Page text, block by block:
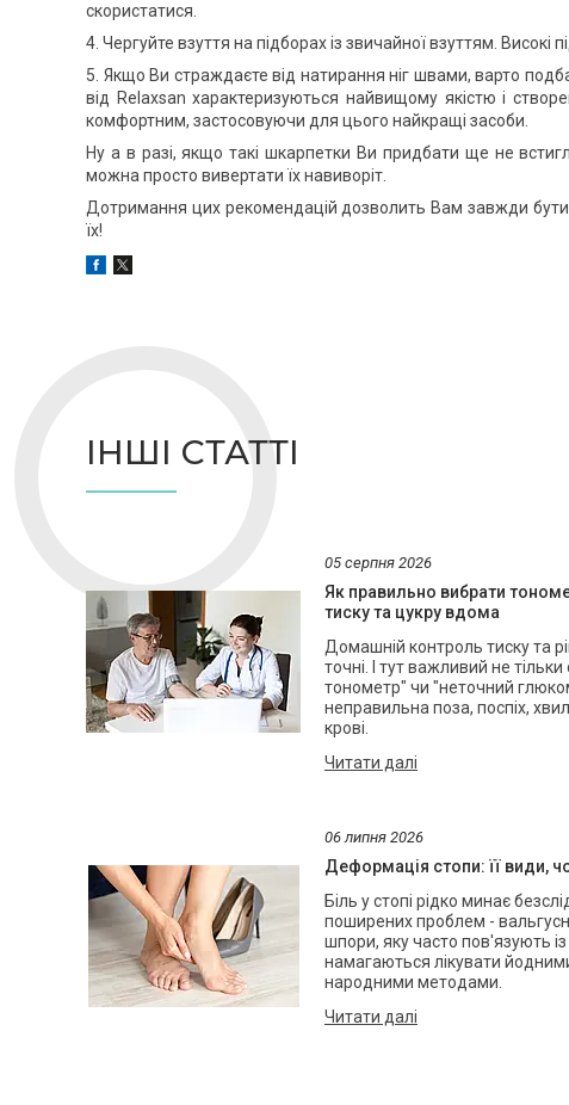
скористатися.
4. Чергуйте взуття на підборах із звичайної взуттям.
5. Якщо Ви страждаєте від натирання ніг швами, варто
від Relaxsan характеризуються найвищому якістю і
комфортним, застосовуючи для цього найкращі засоби.
Ну а в разі, якщо такі шкарпетки Ви придбати ще не
можна просто вивертати їх навиворіт.
Дотримання цих рекомендацій дозволить Вам завжди
їх!
ІНШІ СТАТТІ
05 серпня 2026
Як правильно вибрати
тиску та цукру вдома
Домашній контроль тиску та
точні. І тут важливий не
тонометр" чи "неточний
неправильна поза, поспіх,
крові.
06 липня 2026
Деформація стопи: її види,
Біль у стопі рідко минає
поширених проблем -
шпори, яку часто пов'язують із
намагаються лікувати
народними методами.